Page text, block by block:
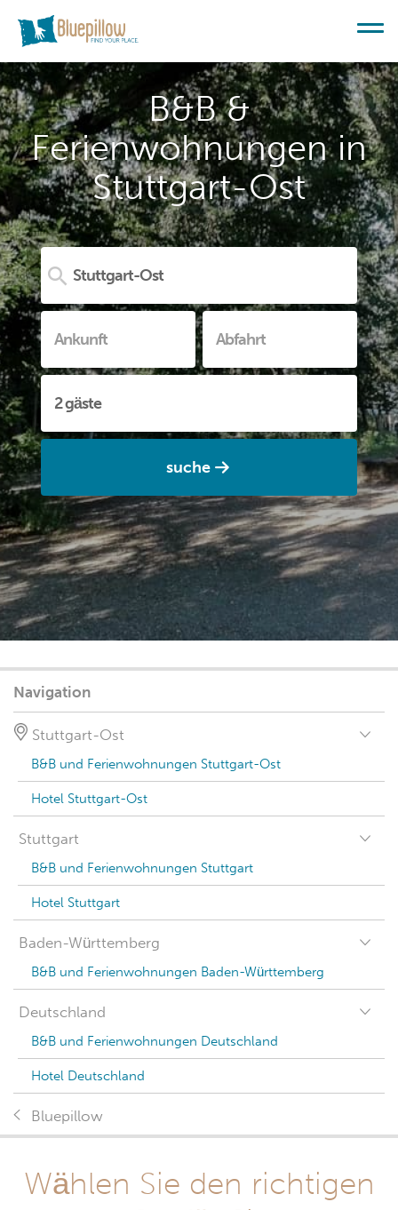
B&B &
Ferienwohnungen in
Stuttgart-Ost
suche
Navigation
Stuttgart-Ost
B&B und Ferienwohnungen Stuttgart-Ost
Hotel Stuttgart-Ost
Stuttgart
B&B und Ferienwohnungen Stuttgart
Hotel Stuttgart
Baden-Württemberg
B&B und Ferienwohnungen Baden-Württemberg
Deutschland
B&B und Ferienwohnungen Deutschland
Hotel Deutschland
Bluepillow
Wählen Sie den richtigen